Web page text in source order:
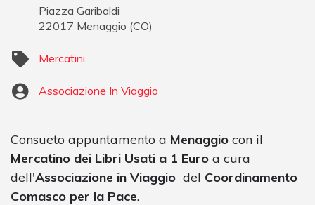
Piazza Garibaldi
22017 Menaggio (CO)
Mercatini
Associazione In Viaggio
Consueto appuntamento a Menaggio con il
Mercatino dei Libri Usati a 1 Euro a cura
dell'Associazione in Viaggio del Coordinamento
Comasco per la Pace.